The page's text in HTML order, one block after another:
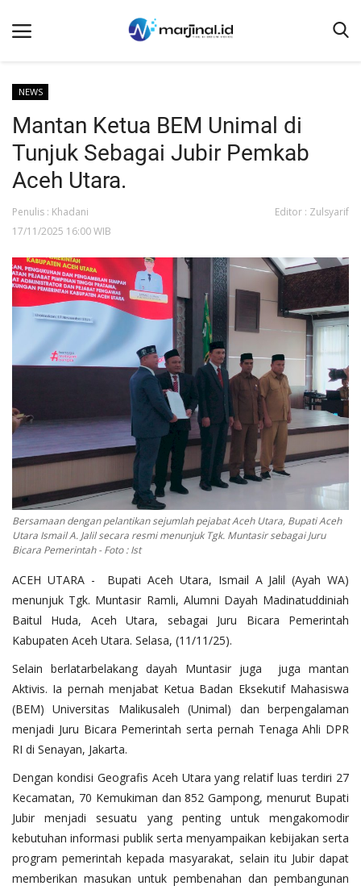
Beranda
NEWS
Redaksi
EDUKASI
LINTAS DESA
WISATA
ADVETORIAL
Kontak
GALERI
Ketentuan dan Layanan
Pedoman Media Siber
Privacy Policy
Login
Daftar
NEWS
Mantan Ketua BEM Unimal di
Tunjuk Sebagai Jubir Pemkab
Aceh Utara.
Penulis : Khadani
Editor : Zulsyarif
17/11/2025 16:00 WIB
Bersamaan dengan pelantikan sejumlah pejabat Aceh Utara, Bupati Aceh
Utara Ismail A. Jalil secara resmi menunjuk Tgk. Muntasir sebagai Juru
Bicara Pemerintah - Foto : Ist
ACEH UTARA - Bupati Aceh Utara, Ismail A Jalil (Ayah WA)
menunjuk Tgk. Muntasir Ramli, Alumni Dayah Madinatuddiniah
Baitul Huda, Aceh Utara, sebagai Juru Bicara Pemerintah
Kabupaten Aceh Utara. Selasa, (11/11/25).
Selain berlatarbelakang dayah Muntasir juga juga mantan
Aktivis. Ia pernah menjabat Ketua Badan Eksekutif Mahasiswa
(BEM) Universitas Malikusaleh (Unimal) dan berpengalaman
menjadi Juru Bicara Pemerintah serta pernah Tenaga Ahli DPR
RI di Senayan, Jakarta.
Dengan kondisi Geografis Aceh Utara yang relatif luas terdiri 27
Kecamatan, 70 Kemukiman dan 852 Gampong, menurut Bupati
Jubir menjadi sesuatu yang penting untuk mengakomodir
kebutuhan informasi publik serta menyampaikan kebijakan serta
program pemerintah kepada masyarakat, selain itu Jubir dapat
memberikan masukan untuk pembenahan dan pembangunan